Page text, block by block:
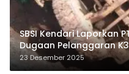
SBSI Kendari Laporkan
Dugaan Pelanggaran
23 Desember 2025